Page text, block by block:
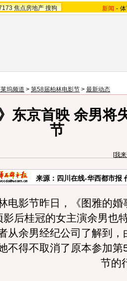
焦点房地产 搜狗 新闻 -
坞频道 > 第58届柏林电影节 > 最新动态
东京首映 余男将
节
[我
来源：四川在线-华西都市报
影节昨日，《图雅的婚
后桂冠的女主演余男也
从余男经纪公司了解到，
不得不取消了原本参加第
节的